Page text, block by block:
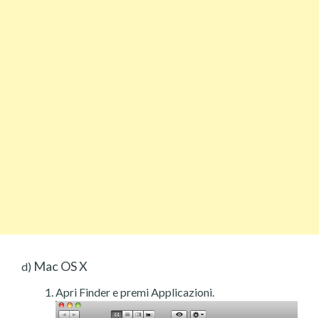
d) Mac OS X
Apri Finder e premi Applicazioni.